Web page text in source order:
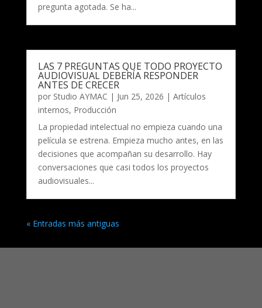
pregunta agotada. Se ha...
LAS 7 PREGUNTAS QUE TODO PROYECTO
AUDIOVISUAL DEBERÍA RESPONDER
ANTES DE CRECER
por Studio AYMAC | Jun 25, 2026 | Artículos
internos, Producción
La propiedad intelectual no empieza cuando una
película se estrena. Empieza mucho antes, en las
decisiones que acompañan su desarrollo. Hay
conversaciones que casi todos los proyectos
audiovisuales...
« Entradas más antiguas